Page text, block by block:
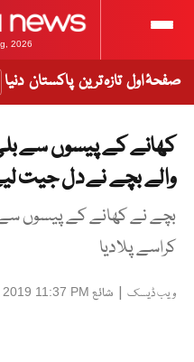
2026
صفحۂ اول تازہ ترین پاکستان دنیا
کھانے کے پیسوں سے
والے بچے نے دل جیت
بچے نے کھانے کے پیسوں
کراسے پلادیا
ویب ڈیسک | شائع 11:37 PM